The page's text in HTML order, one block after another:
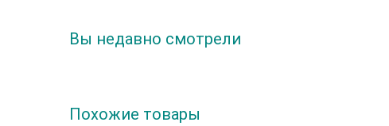
Вы недавно смотрели
Похожие товары